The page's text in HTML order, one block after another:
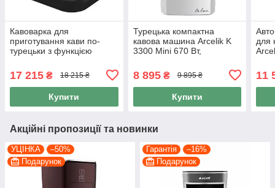
Кавоварка для
приготування кави по-
турецьки з функцією
Arcelik TKM 9961 1100 Вт
17 215 ₴ 18 215 ₴
Купити
Турецька компактна
кавова машина Arcelik K
3300 Mini 670 Вт,
чашки кави
8 895₴ 9 895 ₴
Купити
для
11
Акційні пропозиції та новинки
УЦІНКА
–50%
Подарунок
Гарантія
–16%
Подарунок